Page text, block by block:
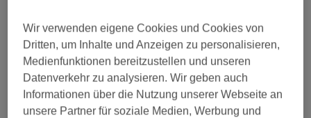
Bella Waxing by Anne
5 reviews
Wir verwenden eigene Cookies und Cookies von
Dritten, um Inhalte und Anzeigen zu personalisieren,
Medienfunktionen bereitzustellen und unseren
Datenverkehr zu analysieren. Wir geben auch
Informationen über die Nutzung unserer Webseite an
unsere Partner für soziale Medien, Werbung und